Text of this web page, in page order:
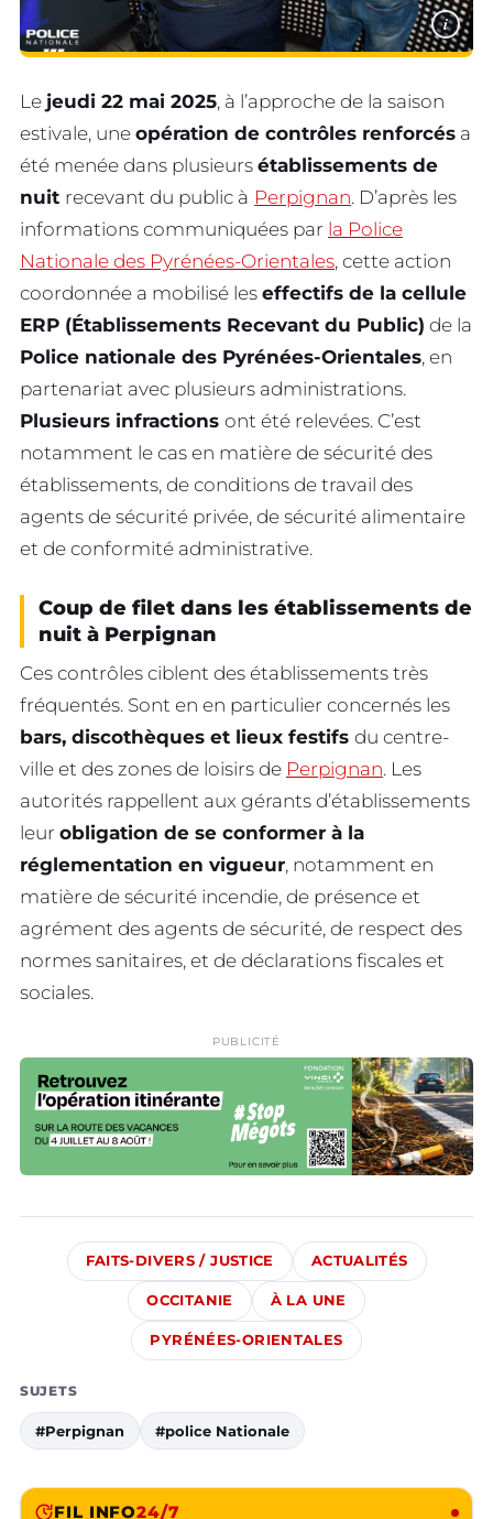
i
Le jeudi 22 mai 2025, à l’approche de la saison
estivale, une opération de contrôles renforcés a
été menée dans plusieurs établissements de
nuit recevant du public à Perpignan. D’après les
informations communiquées par la Police
Nationale des Pyrénées-Orientales, cette action
coordonnée a mobilisé les effectifs de la cellule
ERP (Établissements Recevant du Public) de la
Police nationale des Pyrénées-Orientales, en
partenariat avec plusieurs administrations.
Plusieurs infractions ont été relevées. C’est
notamment le cas en matière de sécurité des
établissements, de conditions de travail des
agents de sécurité privée, de sécurité alimentaire
et de conformité administrative.
Coup de filet dans les établissements de
nuit à Perpignan
Ces contrôles ciblent des établissements très
fréquentés. Sont en en particulier concernés les
bars, discothèques et lieux festifs du centre-
ville et des zones de loisirs de Perpignan. Les
autorités rappellent aux gérants d’établissements
leur obligation de se conformer à la
réglementation en vigueur, notamment en
matière de sécurité incendie, de présence et
agrément des agents de sécurité, de respect des
normes sanitaires, et de déclarations fiscales et
sociales.
PUBLICITÉ
FAITS-DIVERS / JUSTICE ACTUALITÉS
OCCITANIE À LA UNE
PYRÉNÉES-ORIENTALES
SUJETS
#Perpignan #police Nationale
FIL INFO24/7